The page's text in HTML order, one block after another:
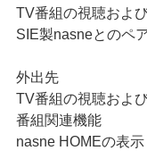
TV番組の視聴およ
SIE製nasneとのペ
外出先
TV番組の視聴およ
番組関連機能
nasne HOMEの表示